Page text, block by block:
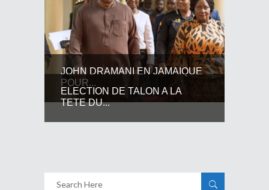
JOHN DRAMANI EN JAMAIQUE
POUR...
ELECTION DE TALON A LA
TETE DU...